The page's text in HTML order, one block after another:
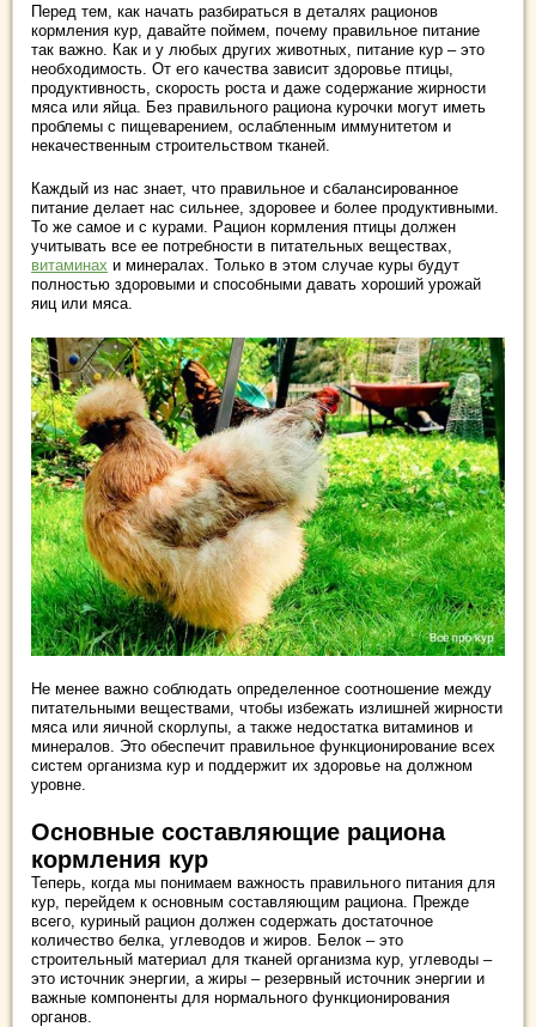
Перед тем, как начать разбираться в деталях рационов
кормления кур, давайте поймем, почему правильное питание
так важно. Как и у любых других животных, питание кур – это
необходимость. От его качества зависит здоровье птицы,
продуктивность, скорость роста и даже содержание жирности
мяса или яйца. Без правильного рациона курочки могут иметь
проблемы с пищеварением, ослабленным иммунитетом и
некачественным строительством тканей.
Каждый из нас знает, что правильное и сбалансированное
питание делает нас сильнее, здоровее и более продуктивными.
То же самое и с курами. Рацион кормления птицы должен
учитывать все ее потребности в питательных веществах,
витаминах и минералах. Только в этом случае куры будут
полностью здоровыми и способными давать хороший урожай
яиц или мяса.
Не менее важно соблюдать определенное соотношение между
питательными веществами, чтобы избежать излишней жирности
мяса или яичной скорлупы, а также недостатка витаминов и
минералов. Это обеспечит правильное функционирование всех
систем организма кур и поддержит их здоровье на должном
уровне.
Основные составляющие рациона
кормления кур
Теперь, когда мы понимаем важность правильного питания для
кур, перейдем к основным составляющим рациона. Прежде
всего, куриный рацион должен содержать достаточное
количество белка, углеводов и жиров. Белок – это
строительный материал для тканей организма кур, углеводы –
это источник энергии, а жиры – резервный источник энергии и
важные компоненты для нормального функционирования
органов.